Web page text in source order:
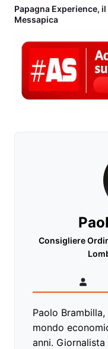
Papagna Experience,
Messapica
Consigliere
Paolo
mondo
anni.